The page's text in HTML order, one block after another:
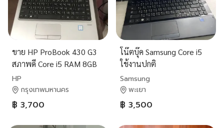
ขาย HP ProBook 430 G3
สภาพดี Core i5 RAM 8GB
SSD แบตอึด 91% Win 10
HP
กรุงเทพมหานคร
฿ 3,700
โน๊ตบุ๊ค Samsung Core i5
ใช้งานปกติ
Samsung
พะเยา
฿ 3,500